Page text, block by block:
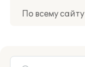
По всему сайту